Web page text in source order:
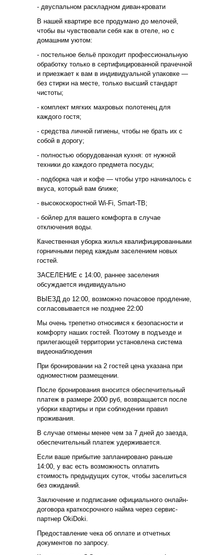
- двуспальном раскладном диван-кровати
В нашей квартире все продумано до мелочей,
чтобы вы чувствовали себя как в отеле, но с
домашним уютом:
- постельное бельё проходит профессиональную
обработку только в сертифицированной прачечной
и приезжает к вам в индивидуальной упаковке —
без стирки на месте, только высший стандарт
чистоты;
- комплект мягких махровых полотенец для
каждого гостя;
- средства личной гигиены, чтобы не брать их с
собой в дорогу;
- полностью оборудованная кухня: от нужной
техники до каждого предмета посуды;
- подборка чая и кофе — чтобы утро начиналось с
вкуса, который вам ближе;
- высокоскоростной Wi-Fi, Smart-ТВ;
- бойлер для вашего комфорта в случае
отключения воды.
Качественная уборка жилья квалифицированными
горничными перед каждым заселением новых
гостей.
ЗАСЕЛЕНИЕ с 14:00, раннее заселения
обсуждается индивидуально
ВЫЕЗД до 12:00, возможно почасовое продление,
согласовывается не позднее 22:00
Мы очень трепетно относимся к безопасности и
комфорту наших гостей. Поэтому в подъезде и
прилегающей территории установлена система
видеонаблюдения
При бронировании на 2 гостей цена указана при
одноместном размещении.
После бронирования вносится обеспечительный
платеж в размере 2000 руб, возвращается после
уборки квартиры и при соблюдении правил
проживания.
В случае отмены менее чем за 7 дней до заезда,
обеспечительный платеж удерживается.
Если ваше прибытие запланировано раньше
14:00, у вас есть возможность оплатить
стоимость предыдущих суток, чтобы заселиться
без ожиданий.
Заключение и подписание официального онлайн-
договора краткосрочного найма через сервис-
партнер ОkiDоki.
Предоставление чека об оплате и отчетных
документов по запросу.